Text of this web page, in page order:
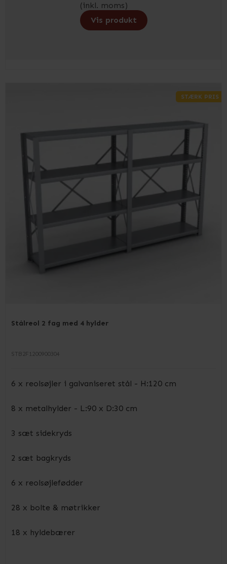
(inkl. moms)
Vis produkt
STÆRK PRIS
Stålreol 2 fag med 4 hylder
STB2F1200900304
6 x reolsøjler i galvaniseret stål - H:120 cm
8 x metalhylder - L:90 x D:30 cm
3 sæt sidekryds
2 sæt bagkryds
6 x reolsøjlefødder
28 x bolte & møtrikker
18 x hyldebærer